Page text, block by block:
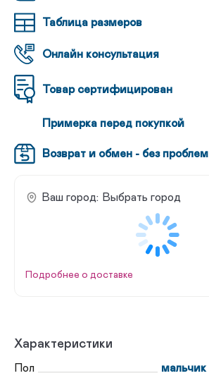
Таблица размеров
Онлайн консультация
Товар сертифицирован
Примерка перед покупкой
Возврат и обмен - без проблем
Ваш город: Выбрать город
Подробнее о доставке
Характеристики
Пол
мальчик